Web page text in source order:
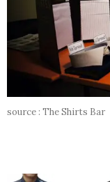
source : The Shirts Bar